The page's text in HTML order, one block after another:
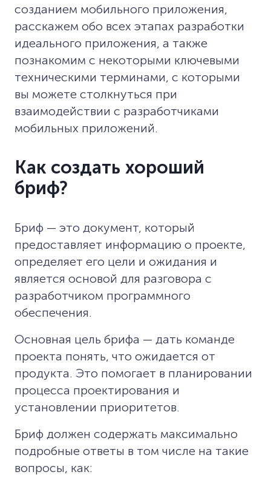
созданием мобильного приложения,
расскажем обо всех этапах разработки
идеального приложения, а также
познакомим с некоторыми ключевыми
техническими терминами, с которыми
вы можете столкнуться при
взаимодействии с разработчиками
мобильных приложений.
Как создать хороший
бриф?
Бриф — это документ, который
предоставляет информацию о проекте,
определяет его цели и ожидания и
является основой для разговора с
разработчиком программного
обеспечения.
Основная цель брифа — дать команде
проекта понять, что ожидается от
продукта. Это помогает в планировании
процесса проектирования и
установлении приоритетов.
Бриф должен содержать максимально
подробные ответы в том числе на такие
вопросы, как: